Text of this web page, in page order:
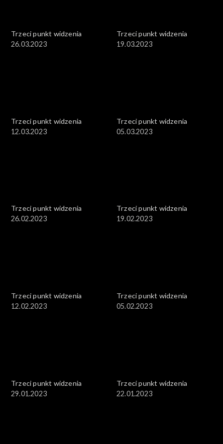
Trzeci punkt widzenia
26.03.2023
Trzeci punkt widzenia
19.03.2023
Trzeci punkt widzenia
12.03.2023
Trzeci punkt widzenia
05.03.2023
Trzeci punkt widzenia
26.02.2023
Trzeci punkt widzenia
19.02.2023
Trzeci punkt widzenia
12.02.2023
Trzeci punkt widzenia
05.02.2023
Trzeci punkt widzenia
29.01.2023
Trzeci punkt widzenia
22.01.2023